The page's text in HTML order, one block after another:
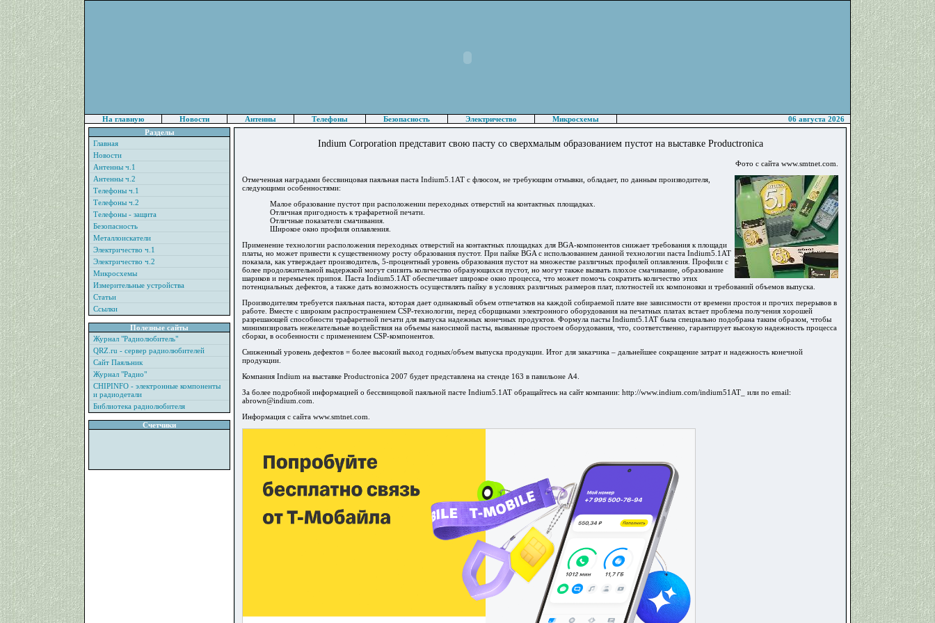
На главную Новости Антенны Телефоны Безопасность Электричество Микросхемы
06 августа 2026
Разделы
Главная
Новости
Антенны ч.1
Антенны ч.2
Телефоны ч.1
Телефоны ч.2
Телефоны - защита
Безопасность
Металлоискатели
Электричество ч.1
Электричество ч.2
Микросхемы
Измерительные устройства
Статьи
Ссылки
Полезные сайты
Журнал "Радиолюбитель"
QRZ.ru - сервер радиолюбителей
Сайт Паяльник
Журнал "Радио"
CHIPINFO - электронные компоненты
и радиодетали
Библиотека радиолюбителя
Счетчики
Indium Corporation представит свою пасту со сверхмалым образованием пустот на выставке Productronica
Фото с сайта www.smtnet.com.
Отмеченная наградами бессвинцовая паяльная паста Indium5.1AT с флюсом, не требующим отмывки, обладает, по данным производителя,
следующими особенностями:
Малое образование пустот при расположении переходных отверстий на контактных площадках.
Отличная пригодность к трафаретной печати.
Отличные показатели смачивания.
Широкое окно профиля оплавления.
Применение технологии расположения переходных отверстий на контактных площадках для BGA-компонентов снижает требования к площади
платы, но может привести к существенному росту образования пустот. При пайке BGA с использованием данной технологии паста Indium5.1AT
показала, как утверждает производитель, 5-процентный уровень образования пустот на множестве различных профилей оплавления. Профили с
более продолжительной выдержкой могут снизить количество образующихся пустот, но могут также вызвать плохое смачивание, образование
шариков и перемычек припоя. Паста Indium5.1AT обеспечивает широкое окно процесса, что может помочь сократить количество этих
потенциальных дефектов, а также дать возможность осуществлять пайку в условиях различных размеров плат, плотностей их компоновки и требований объемов выпуска.
Производителям требуется паяльная паста, которая дает одинаковый объем отпечатков на каждой собираемой плате вне зависимости от времени простоя и прочих перерывов в
работе. Вместе с широким распространением CSP-технологии, перед сборщиками электронного оборудования на печатных платах встает проблема получения хорошей
разрешающей способности трафаретной печати для выпуска надежных конечных продуктов. Формула пасты Indiumt5.1AT была специально подобрана таким образом, чтобы
минимизировать нежелательные воздействия на объемы наносимой пасты, вызванные простоем оборудования, что, соответственно, гарантирует высокую надежность процесса
сборки, в особенности с применением CSP-компонентов.
Сниженный уровень дефектов = более высокий выход годных/объем выпуска продукции. Итог для заказчика – дальнейшее сокращение затрат и надежность конечной
продукции.
Компания Indium на выставке Productronica 2007 будет представлена на стенде 163 в павильоне A4.
За более подробной информацией о бессвинцовой паяльной пасте Indium5.1AT обращайтесь на сайт компании: http://www.indium.com/indium51AT_ или по email:
abrown@indium.com.
Информация с сайта www.smtnet.com.